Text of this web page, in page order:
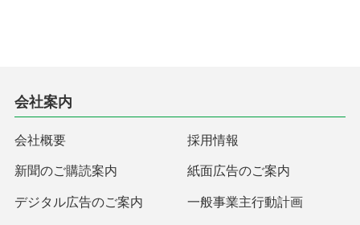
会社案内
会社概要 採用情報
新聞のご購読案内 紙面広告のご案内
デジタル広告のご案内 一般事業主行動計画